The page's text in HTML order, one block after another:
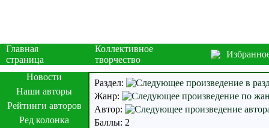
Главная
страница
Коллективное
творчество
Новости
Наши авторы
Рейтинги авторов
Ред колонка
Раздел:
Жанр:
Автор:
Баллы: 2